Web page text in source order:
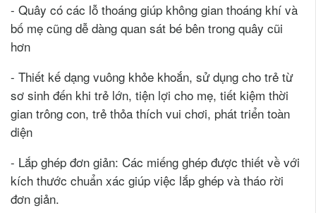
- Quây có các lỗ thoáng giúp không gian thoáng khí và
bố mẹ cũng dễ dàng quan sát bé bên trong quây cũi
hơn
- Thiết kế dạng vuông khỏe khoắn, sử dụng cho trẻ từ
sơ sinh đến khi trẻ lớn, tiện lợi cho mẹ, tiết kiệm thời
gian trông con, trẻ thỏa thích vui chơi, phát triển toàn
diện
- Lắp ghép đơn giản: Các miếng ghép được thiết về với
kích thước chuẩn xác giúp việc lắp ghép và tháo rời
đơn giản.